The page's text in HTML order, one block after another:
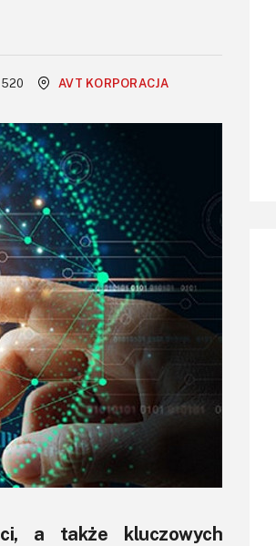
520 AVT KORPORACJA
a także kluczowych